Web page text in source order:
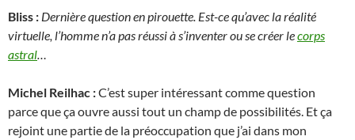
Bliss : Dernière question en pirouette. Est-ce qu’avec la réalité
virtuelle, l’homme n’a pas réussi à s’inventer ou se créer lecorps
astral…
Michel Reilhac :C’est super intéressant comme question
parce que ça ouvre aussi tout un champ de possibilités. Et ça
rejoint une partie de la préoccupation que j’ai dans mon